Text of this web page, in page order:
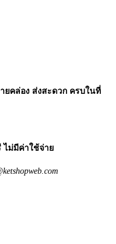
ยคล่อง ส่งสะดวก ครบในที่
ไม่มีค่าใช้จ่าย